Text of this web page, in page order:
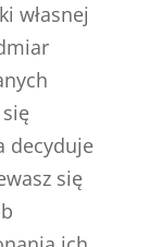
własnej
decyduje
się